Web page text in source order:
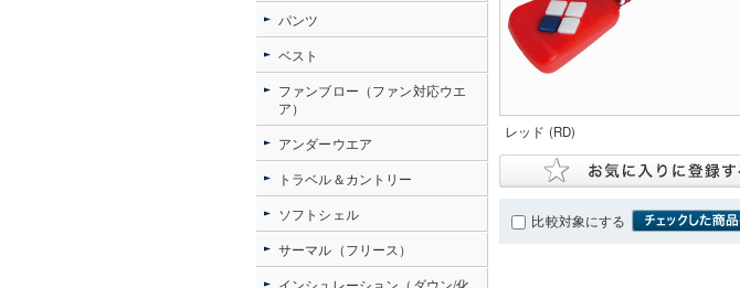
レッド (RD)
比較対象にする
パンツ
ベスト
ファンブロー（ファン対応ウエ
ア）
アンダーウエア
トラベル＆カントリー
ソフトシェル
サーマル（フリース）
インシュレーション（ダウン/化